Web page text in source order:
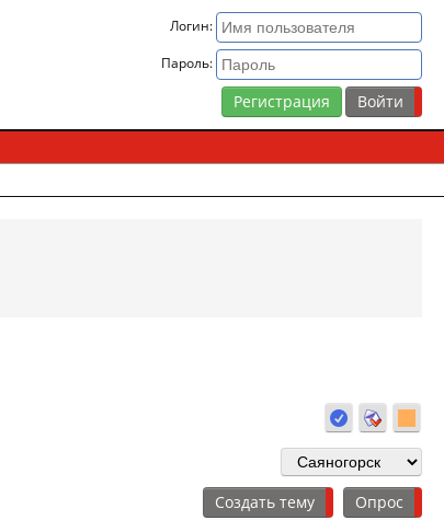
Логин:
Пароль:
Регистрация
Создать тему Опрос